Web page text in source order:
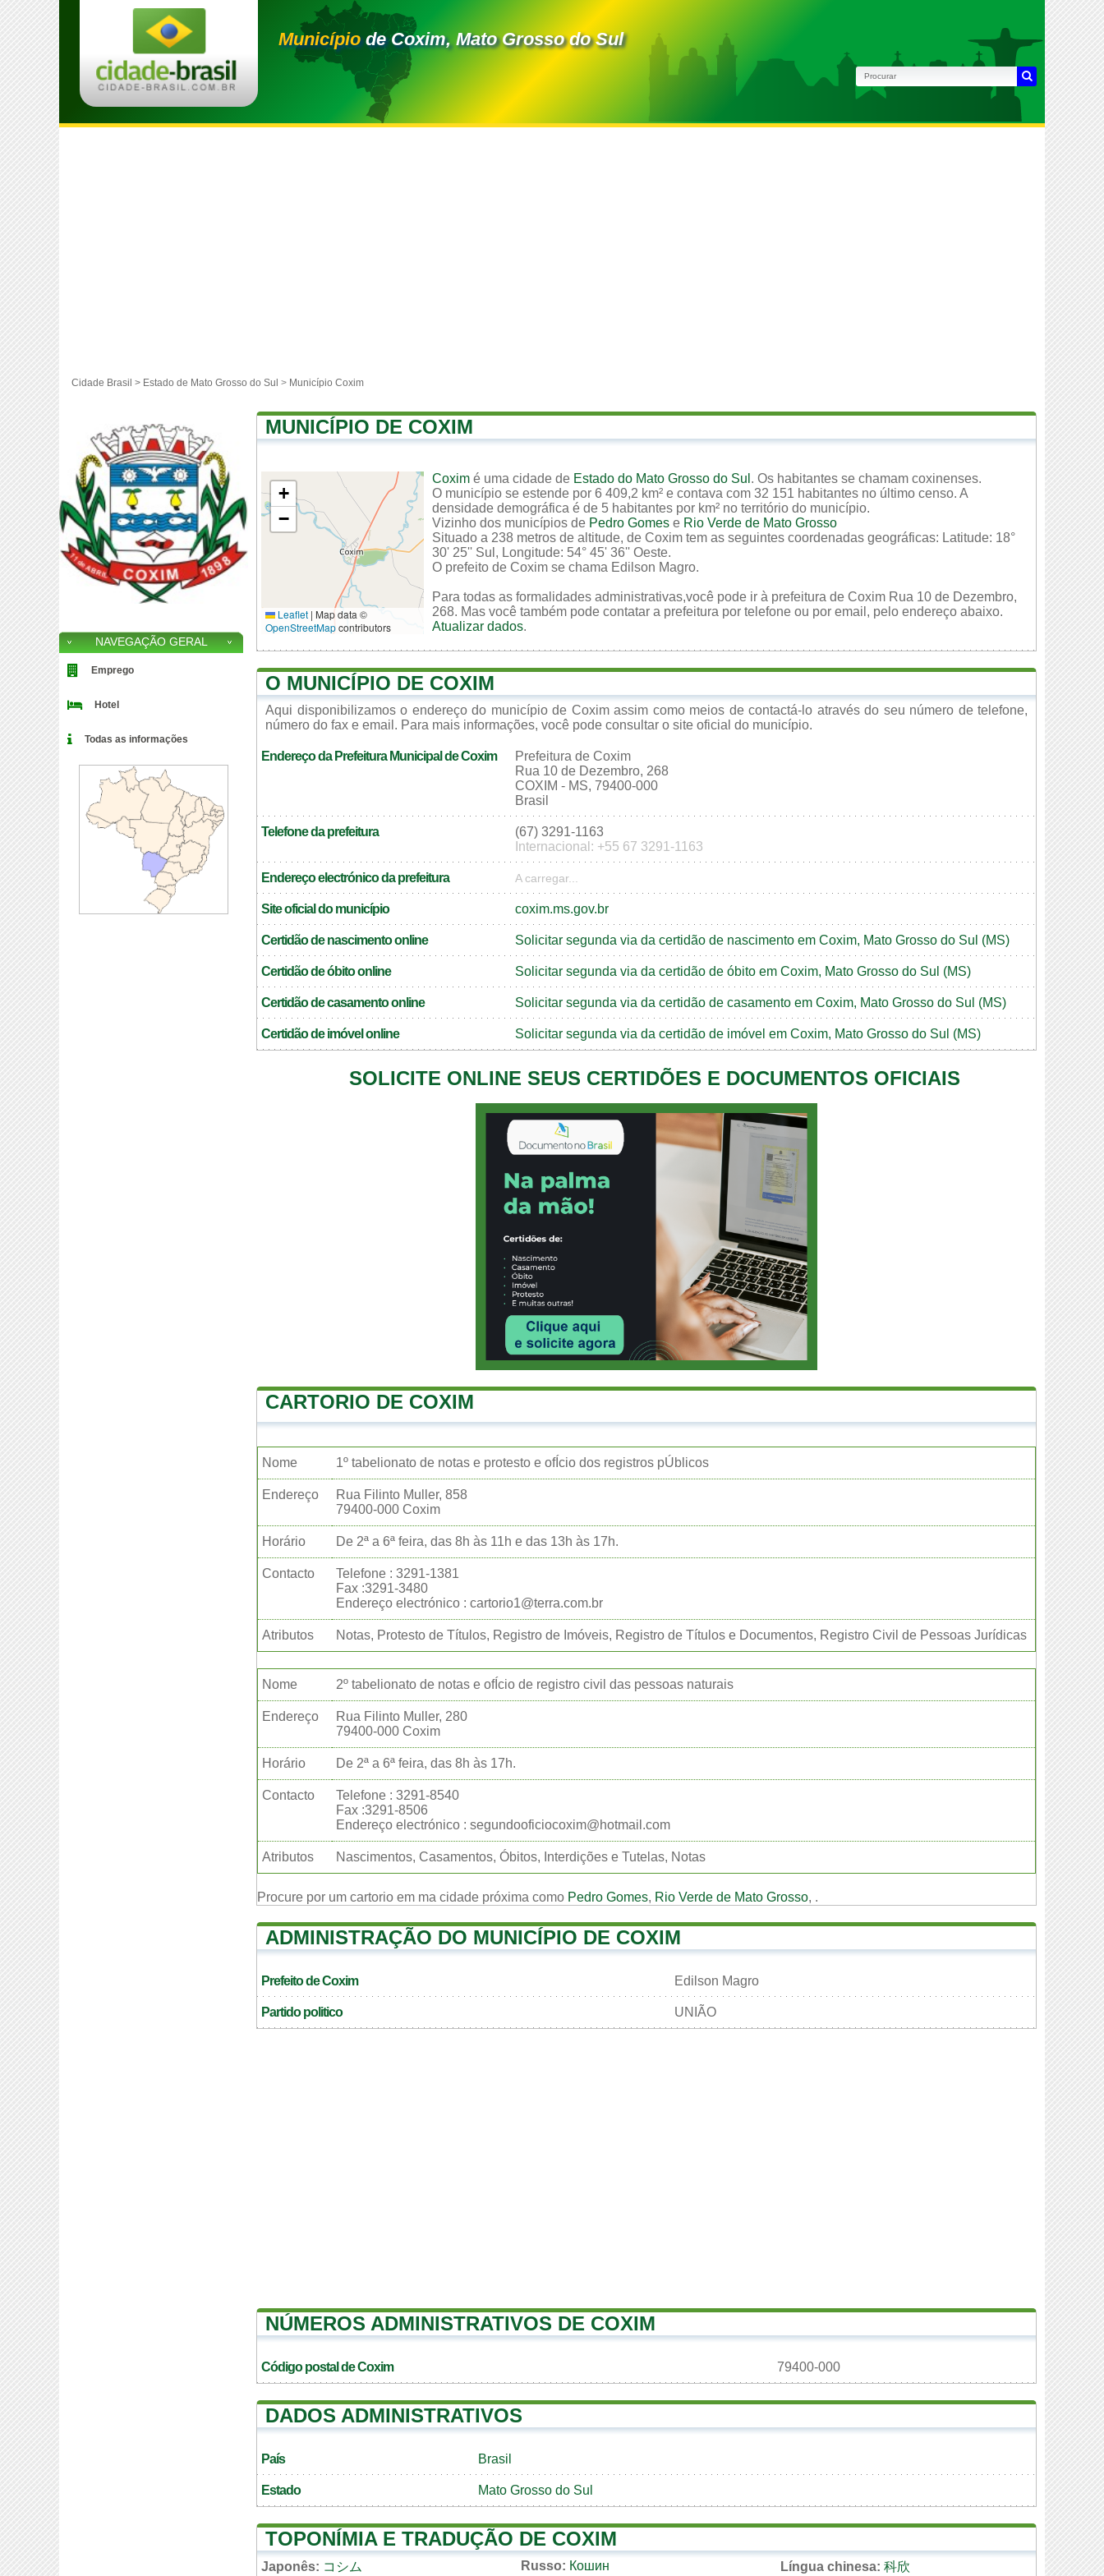
Municípiode Coxim, Mato Grosso do Sul
Cidade Brasil > Estado de Mato Grosso do Sul > Município Coxim
MUNICÍPIO DE COXIM
+
−
Leaflet | Map data ©
OpenStreetMapcontributors
Coxim é uma cidade de Estado do Mato Grosso do Sul . Os habitantes se chamam coxinenses.
O município se estende por 6 409,2 km² e contava com 32 151 habitantes no último censo. A
densidade demográfica é de 5 habitantes por km² no território do município.
Vizinho dos municípios de Pedro Gomes e Rio Verde de Mato Grosso
Situado a 238 metros de altitude, de Coxim tem as seguintes coordenadas geográficas: Latitude: 18°
30' 25'' Sul, Longitude: 54° 45' 36'' Oeste.
O prefeito de Coxim se chama Edilson Magro.
Para todas as formalidades administrativas,você pode ir à prefeitura de Coxim Rua 10 de Dezembro,
268. Mas você também pode contatar a prefeitura por telefone ou por email, pelo endereço abaixo.
Atualizar dados.
O MUNICÍPIO DE COXIM
Aqui disponibilizamos o endereço do município de Coxim assim como meios de contactá-lo através do seu número de telefone,
número do fax e email. Para mais informações, você pode consultar o site oficial do município.
Endereço da Prefeitura Municipal de Coxim
Prefeitura de Coxim
Rua 10 de Dezembro, 268
COXIM - MS, 79400-000
Brasil
Telefone da prefeitura
(67) 3291-1163
Internacional: +55 67 3291-1163
Endereço electrónico da prefeitura A carregar...
Site oficial do município coxim.ms.gov.br
Certidão de nascimento online Solicitar segunda via da certidão de nascimento em Coxim, Mato Grosso do Sul (MS)
Certidão de óbito online Solicitar segunda via da certidão de óbito em Coxim, Mato Grosso do Sul (MS)
Certidão de casamento online Solicitar segunda via da certidão de casamento em Coxim, Mato Grosso do Sul (MS)
Certidão de imóvel online Solicitar segunda via da certidão de imóvel em Coxim, Mato Grosso do Sul (MS)
SOLICITE ONLINE SEUS CERTIDÕES E DOCUMENTOS OFICIAIS
CARTORIO DE COXIM
Nome 1º tabelionato de notas e protesto e ofÍcio dos registros pÚblicos
Endereço
Rua Filinto Muller, 858
79400-000 Coxim
Horário De 2ª a 6ª feira, das 8h às 11h e das 13h às 17h.
Contacto
Telefone : 3291-1381
Fax :3291-3480
Endereço electrónico : cartorio1@terra.com.br
Atributos Notas, Protesto de Títulos, Registro de Imóveis, Registro de Títulos e Documentos, Registro Civil de Pessoas Jurídicas
Nome 2º tabelionato de notas e ofÍcio de registro civil das pessoas naturais
Endereço
Rua Filinto Muller, 280
79400-000 Coxim
Horário De 2ª a 6ª feira, das 8h às 17h.
Contacto
Telefone : 3291-8540
Fax :3291-8506
Endereço electrónico : segundooficiocoxim@hotmail.com
Atributos Nascimentos, Casamentos, Óbitos, Interdições e Tutelas, Notas
Procure por um cartorio em ma cidade próxima como Pedro Gomes, Rio Verde de Mato Grosso, .
ADMINISTRAÇÃO DO MUNICÍPIO DE COXIM
Prefeito de Coxim Edilson Magro
Partido politico UNIÃO
NÚMEROS ADMINISTRATIVOS DE COXIM
Código postal de Coxim 79400-000
DADOS ADMINISTRATIVOS
País Brasil
Estado Mato Grosso do Sul
TOPONÍMIA E TRADUÇÃO DE COXIM
Japonês: コシム Russo: Кошин Língua chinesa: 科欣
NAVEGAÇÃO GERAL
Emprego
Hotel
Todas as informações